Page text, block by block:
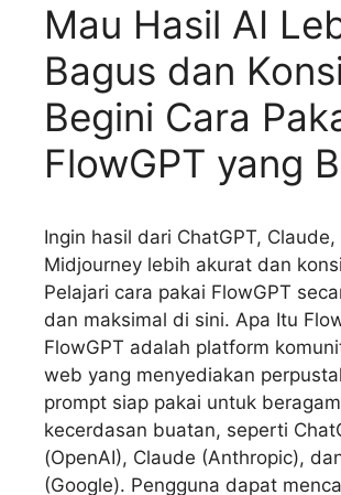
Mau Hasil AI
Bagus dan
Begini Cara
FlowGPT yang
Ingin hasil dari ChatGPT, Claude,
Midjourney lebih akurat dan
Pelajari cara pakai FlowGPT
dan maksimal di sini. Apa Itu
FlowGPT adalah platform
web yang menyediakan
prompt siap pakai untuk
kecerdasan buatan, seperti
(OpenAI), Claude (Anthropic),
(Google). Pengguna dapat